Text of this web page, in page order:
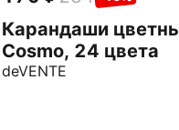
Карандаши
Cosmo, 24 цвета
deVENTE